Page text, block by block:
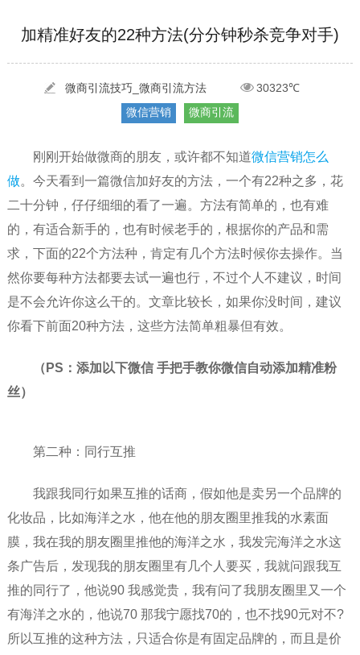
[2022-05-04] 污水处理设备厂家产品如何做网络推广（污水处理项目网...
实体门店如何做网络推广吸引客户，实体店网络营销技巧...
疫情当下公司企业品牌网络营销策划推广怎么做，国内知...
加精准好友的22种方法(分分钟秒杀竞争对手)
微商引流技巧_微商引流方法
30323℃
微信营销
微商引流
刚刚开始做微商的朋友，或许都不知道微信营销怎么
做。今天看到一篇微信加好友的方法，一个有22种之多，花
二十分钟，仔仔细细的看了一遍。方法有简单的，也有难
的，有适合新手的，也有时候老手的，根据你的产品和需
求，下面的22个方法种，肯定有几个方法时候你去操作。当
然你要每种方法都要去试一遍也行，不过个人不建议，时间
是不会允许你这么干的。文章比较长，如果你没时间，建议
你看下前面20种方法，这些方法简单粗暴但有效。
（PS：添加以下微信 手把手教你微信自动添加精准粉
丝）
第二种：同行互推
我跟我同行如果互推的话商，假如他是卖另一个品牌的
化妆品，比如海洋之水，他在他的朋友圈里推我的水素面
膜，我在我的朋友圈里推他的海洋之水，我发完海洋之水这
条广告后，发现我的朋友圈里有几个人要买，我就问跟我互
推的同行了，他说90 我感觉贵，我有问了我朋友圈里又一个
有海洋之水的，他说70 那我宁愿找70的，也不找90元对不?
所以互推的这种方法，只适合你是有固定品牌的，而且是价